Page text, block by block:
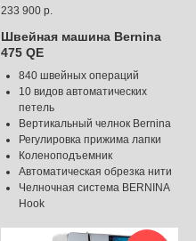
233 900 р.
Швейная машина Bernina
475 QE
840 швейных операций
10 видов автоматических
петель
Вертикальный челнок Bernina
Регулировка прижима лапки
Коленоподъемник
Автоматическая обрезка нити
Челночная система BERNINA
Hook